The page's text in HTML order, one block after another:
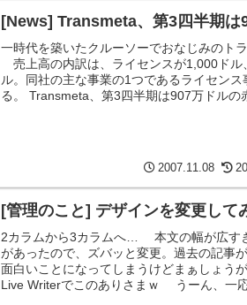
[News] Transmeta、第3四半期は
一時代を築いたクルーソーでおなじみのト
売上高の内訳は、ライセンスが1,000ドル
ル。同社の主な事業の1つであるライセン
る。 Transmeta、第3四半期は907万ドル
2007.11.08
[管理のこと] デザインを変更して
2カラムから3カラムへ… 本文の幅が広す
があったので、ズバッと変更。過去の記事
面白いことになってしまうけどまぁしょ
Live Writerでこのありさまｗ うーん、一応